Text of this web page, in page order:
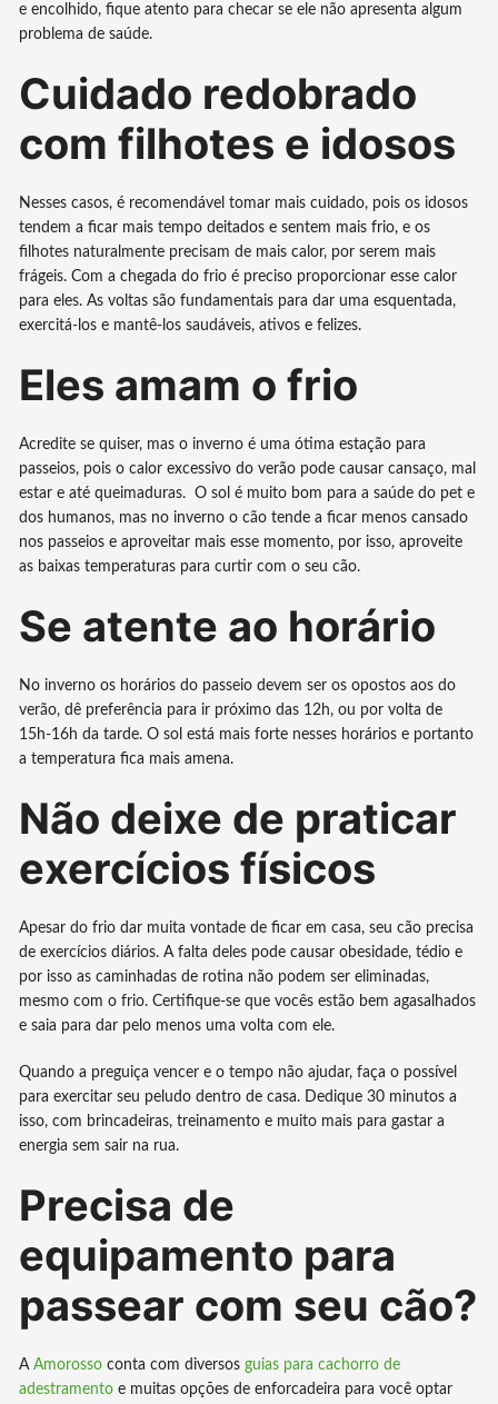
e encolhido, fique atento para checar se ele não apresenta algum
problema de saúde.
Cuidado redobrado
com filhotes e idosos
Nesses casos, é recomendável tomar mais cuidado, pois os idosos
tendem a ficar mais tempo deitados e sentem mais frio, e os
filhotes naturalmente precisam de mais calor, por serem mais
frágeis. Com a chegada do frio é preciso proporcionar esse calor
para eles. As voltas são fundamentais para dar uma esquentada,
exercitá-los e mantê-los saudáveis, ativos e felizes.
Eles amam o frio
Acredite se quiser, mas o inverno é uma ótima estação para
passeios, pois o calor excessivo do verão pode causar cansaço, mal
estar e até queimaduras. O sol é muito bom para a saúde do pet e
dos humanos, mas no inverno o cão tende a ficar menos cansado
nos passeios e aproveitar mais esse momento, por isso, aproveite
as baixas temperaturas para curtir com o seu cão.
Se atente ao horário
No inverno os horários do passeio devem ser os opostos aos do
verão, dê preferência para ir próximo das 12h, ou por volta de
15h-16h da tarde. O sol está mais forte nesses horários e portanto
a temperatura fica mais amena.
Não deixe de praticar
exercícios físicos
Apesar do frio dar muita vontade de ficar em casa, seu cão precisa
de exercícios diários. A falta deles pode causar obesidade, tédio e
por isso as caminhadas de rotina não podem ser eliminadas,
mesmo com o frio. Certifique-se que vocês estão bem agasalhados
e saia para dar pelo menos uma volta com ele.
Quando a preguiça vencer e o tempo não ajudar, faça o possível
para exercitar seu peludo dentro de casa. Dedique 30 minutos a
isso, com brincadeiras, treinamento e muito mais para gastar a
energia sem sair na rua.
Precisa de
equipamento para
passear com seu cão?
AAmorosso conta com diversosguias para cachorro de
adestramento e muitas opções de enforcadeira para você optar